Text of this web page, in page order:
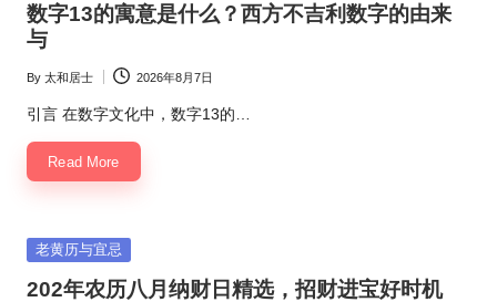
数字13的寓意是什么？西方不吉利数字的由来
与
Posted
by
By 太和居士 2026年8月7日
引言 在数字文化中，数字13的…
Read More
Posted
老黄历与宜忌
202年农历八月纳财日精选，招财进宝好时机